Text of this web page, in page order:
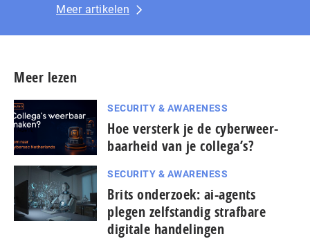
Meer artikelen
Meer lezen
SECURITY & AWARENESS
Hoe versterk je de cy­ber­weer­
baar­heid van je collega’s?
SECURITY & AWARENESS
Brits onderzoek: ai-agents
plegen zelfstandig strafbare
digitale handelingen